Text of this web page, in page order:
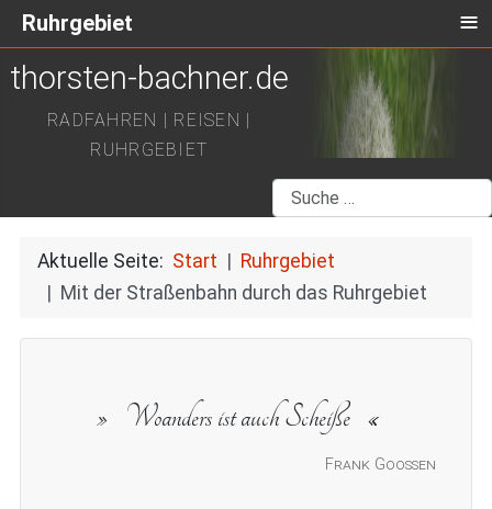
thorsten-bachner.de
RADFAHREN | REISEN |
RUHRGEBIET
Suchen
Aktuelle Seite: Start
Ruhrgebiet
Mit der Straßenbahn durch das Ruhrgebiet
Frank Goossen
Woanders ist auch Scheiße
Ruhrgebiet ≡